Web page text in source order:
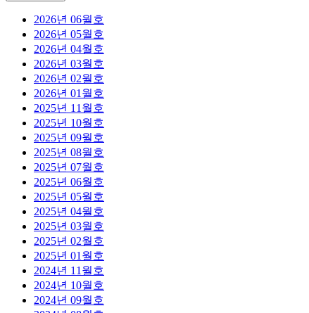
2026년 06월호
2026년 05월호
2026년 04월호
2026년 03월호
2026년 02월호
2026년 01월호
2025년 11월호
2025년 10월호
2025년 09월호
2025년 08월호
2025년 07월호
2025년 06월호
2025년 05월호
2025년 04월호
2025년 03월호
2025년 02월호
2025년 01월호
2024년 11월호
2024년 10월호
2024년 09월호